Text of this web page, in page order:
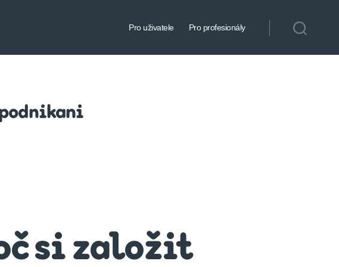
Pro uživatele Pro profesionály
si založit